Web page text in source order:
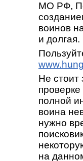
МО РФ,
воинов
и долгая.
Не стоит
полной
воина
нужно
на